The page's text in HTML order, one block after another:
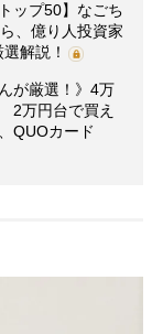
ップ50】なごち
、億り人投資家
解説！
が厳選！》4万
2万円台で買え
QUOカード